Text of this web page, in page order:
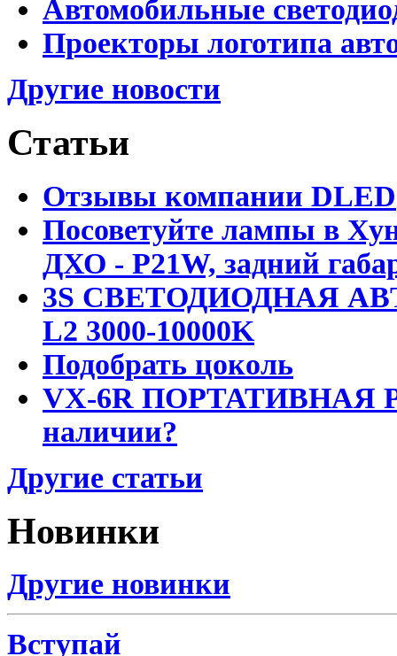
Автомобильные
Проекторы логотипа
Другие новости
Статьи
Отзывы компании DLED
Посоветуйте лампы в
ДХО - P21W, задний
3S СВЕТОДИОДНАЯ
L2 3000-10000K
Подобрать цоколь
VX-6R ПОРТАТИВНАЯ
наличии?
Другие статьи
Новинки
Другие новинки
Вступай